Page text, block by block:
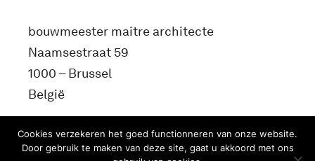
bouwmeester maitre architecte
Naamsestraat 59
1000 – Brussel
België
info@bma.brussels
Cookies verzekeren het goed functionneren van onze website.
Door gebruik te maken van deze site, gaat u akkoord met ons